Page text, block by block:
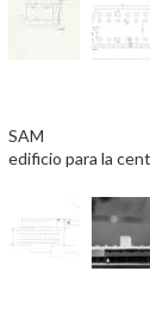
SAM
edificio para la